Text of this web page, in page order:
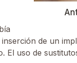
de un
uso de